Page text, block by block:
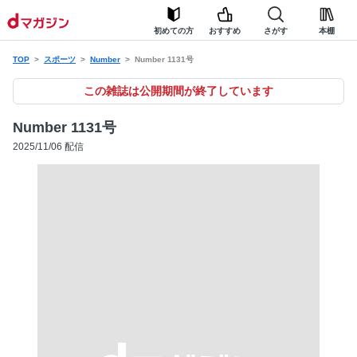
初めての方 おすすめ さがす 本棚
TOP スポーツ Number Number 1131号
この雑誌は公開期間が終了しています
Number 1131号
2025/11/06 配信